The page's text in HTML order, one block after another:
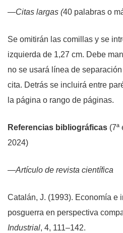
—Citas largas (40 palabras o
Se omitirán las comillas y se
izquierda de 1,27 cm. Debe
no se usará línea de
cita. Detrás se incluirá entre
la página o rango de páginas.
Referencias bibliográficas (7ª
2024)
—Artículo de revista científica
Catalán, J. (1993). Economía e
posguerra en perspectiva
Industrial, 4, 111–142.